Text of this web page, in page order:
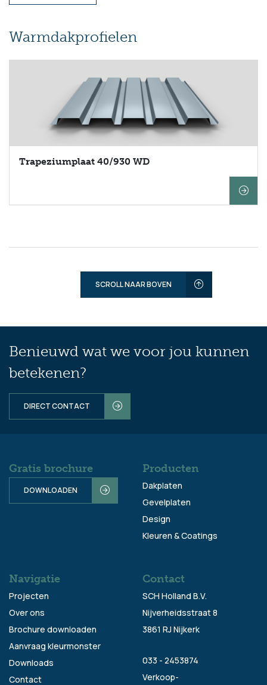
Warmdakprofielen
Trapeziumplaat 40/930 WD
SCROLL NAAR BOVEN
Benieuwd wat we voor jou kunnen
betekenen?
DIRECT CONTACT
Gratis brochure
DOWNLOADEN
Producten
Dakplaten
Gevelplaten
Design
Kleuren & Coatings
Navigatie
Projecten
Over ons
Brochure downloaden
Aanvraag kleurmonster
Downloads
Contact
Contact
SCH Holland B.V.
Nijverheidsstraat 8
3861 RJ Nijkerk
033 - 2453874
Verkoop-